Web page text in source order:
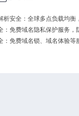
析安全：全球多点负载均
：免费域名隐私保护服务，
：免费域名锁、域名体验等